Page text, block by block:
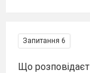
Запитання 6
Що